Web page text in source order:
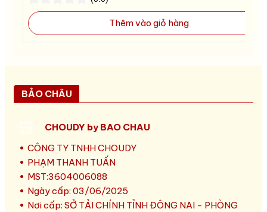
Thêm vào giỏ hàng
BẢO CHÂU
CHOUDY by BAO CHAU
CÔNG TY TNHH CHOUDY
PHẠM THANH TUẤN
MST:3604006088
Ngày cấp: 03/06/2025
Nơi cấp: SỞ TẢI CHÍNH TỈNH ĐÔNG NAI - PHÒNG